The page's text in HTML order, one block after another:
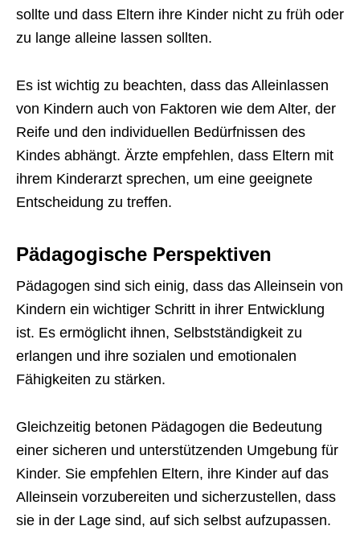
sollte und dass Eltern ihre Kinder nicht zu früh oder
zu lange alleine lassen sollten.
Es ist wichtig zu beachten, dass das Alleinlassen
von Kindern auch von Faktoren wie dem Alter, der
Reife und den individuellen Bedürfnissen des
Kindes abhängt. Ärzte empfehlen, dass Eltern mit
ihrem Kinderarzt sprechen, um eine geeignete
Entscheidung zu treffen.
Pädagogische Perspektiven
Pädagogen sind sich einig, dass das Alleinsein von
Kindern ein wichtiger Schritt in ihrer Entwicklung
ist. Es ermöglicht ihnen, Selbstständigkeit zu
erlangen und ihre sozialen und emotionalen
Fähigkeiten zu stärken.
Gleichzeitig betonen Pädagogen die Bedeutung
einer sicheren und unterstützenden Umgebung für
Kinder. Sie empfehlen Eltern, ihre Kinder auf das
Alleinsein vorzubereiten und sicherzustellen, dass
sie in der Lage sind, auf sich selbst aufzupassen.